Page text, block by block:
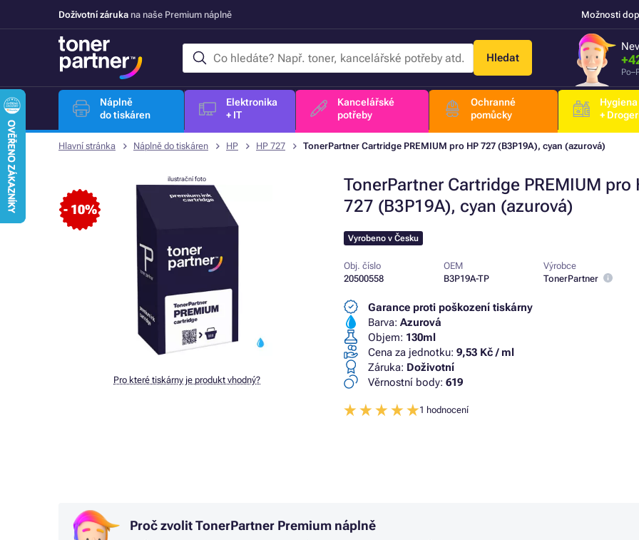
Doživotní záruka na naše Premium náplně Možnosti
Hledat
Náplně
do tiskáren
Elektronika
+ IT
Kancelářské
potřeby
Ochranné
pomůcky
Hygiena
+
Hlavní stránka Náplně do tiskáren HP HP 727 TonerPartner Cartridge PREMIUM pro HP 727 (B3P19A), cyan (azurová)
TonerPartner Cartridge PREMIUM pro
727 (B3P19A), cyan (azurová)
- 10%
ilustrační foto
Pro které tiskárny je produkt vhodný?
Vyrobeno v Česku
Obj. číslo
20500558
OEM
B3P19A-TP
Výrobce
TonerPartner
Garance proti poškození tiskárny
Barva: Azurová
Objem: 130ml
Cena za jednotku: 9,53 Kč / ml
Záruka: Doživotní
Věrnostní body: 619
1 hodnocení
Proč zvolit TonerPartner Premium náplně